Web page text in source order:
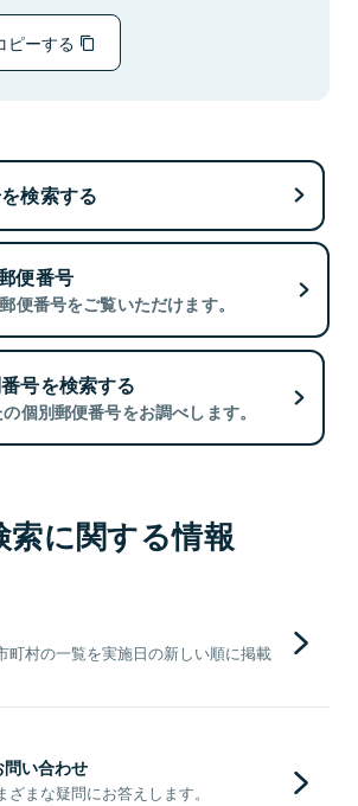
ピーする
検索する
便番号
便番号をご覧いただけます。
号を検索する
個別郵便番号をお調べします。
索に関する情報
町村の一覧を実施日の新しい順に掲載
い合わせ
まな疑問にお答えします。